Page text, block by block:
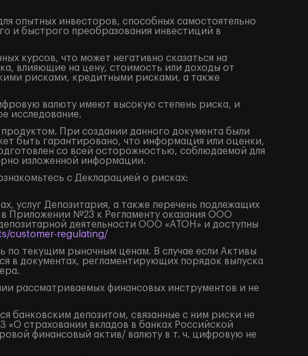
опытных инвесторов, способных самостоятельно
и быстрого преобразования инвестиций в
курсов, что может негативно сказаться на
влияющие на цену, стоимость или доходы от
рисками, кредитными рисками, а также
валюту имеют высокую степень риска, и
исследование.
При создании данного документа были
быть гарантировано, что информация или оценки,
со всей осторожностью, соблюдаемой для
изложенной информации.
с Декларацией о рисках:
услуг Депозитария, а также перечень подлежащих
в Приложении №23 к Регламенту оказания ООО
деятельности ООО «АТОН» и доступны
customer-regulating/
по текущим рыночным ценам. В случае если Активы
в документах, регламентирующих порядок выпуска
рассматриваемых финансовых инструментов и не
банковским депозитом, связанные с ним риски не
страховании вкладов в банках Российской
финансовый актив/ валюту в т. ч. цифровую не